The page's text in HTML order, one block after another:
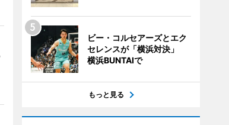
ビー・コルセアーズとエク
セレンスが「横浜対決」
横浜BUNTAIで
もっと見る